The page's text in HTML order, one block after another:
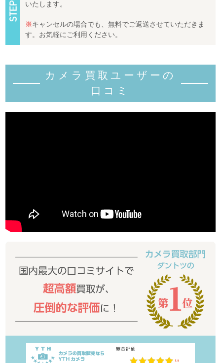
いたします。
※キャンセルの場合でも、無料でご返送させていただきま
す。お気軽にご利用ください。
カメラ買取ユーザーの
口コミ